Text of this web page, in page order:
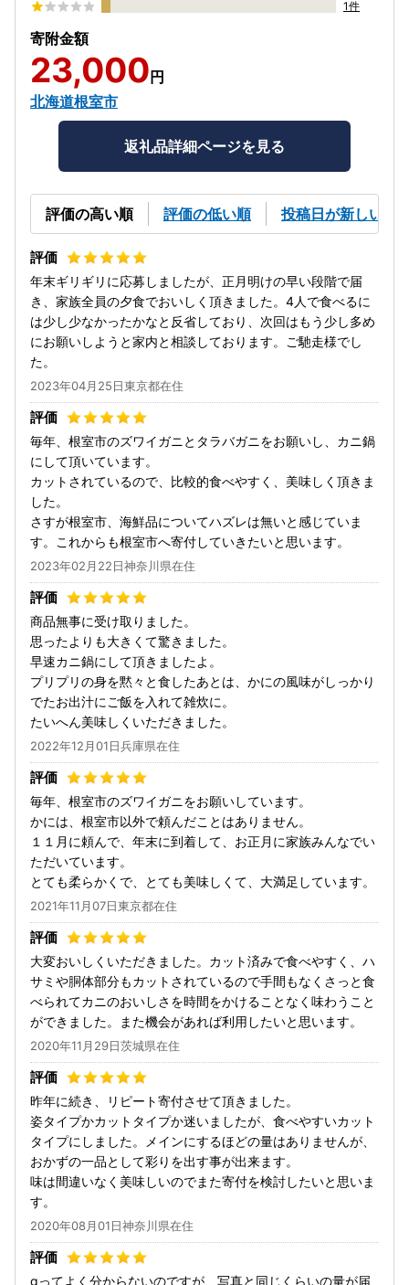
1件
寄附金額
23,000 円
北海道根室市
返礼品詳細ページを見る
評価の高い順 評価の低い順 投稿日が新しい順
年末ギリギリに応募しましたが、正月明けの早い段階で届
き、家族全員の夕食でおいしく頂きました。4人で食べるに
は少し少なかったかなと反省しており、次回はもう少し多め
にお願いしようと家内と相談しております。ご馳走様でし
た。
2023年04月25日東京都在住
毎年、根室市のズワイガニとタラバガニをお願いし、カニ鍋
にして頂いています。
カットされているので、比較的食べやすく、美味しく頂きま
した。
さすが根室市、海鮮品についてハズレは無いと感じていま
す。これからも根室市へ寄付していきたいと思います。
2023年02月22日神奈川県在住
商品無事に受け取りました。
思ったよりも大きくて驚きました。
早速カニ鍋にして頂きましたよ。
プリプリの身を黙々と食したあとは、かにの風味がしっかり
でたお出汁にご飯を入れて雑炊に。
たいへん美味しくいただきました。
2022年12月01日兵庫県在住
毎年、根室市のズワイガニをお願いしています。
かには、根室市以外で頼んだことはありません。
１１月に頼んで、年末に到着して、お正月に家族みんなでい
ただいています。
とても柔らかくで、とても美味しくて、大満足しています。
2021年11月07日東京都在住
大変おいしくいただきました。カット済みで食べやすく、ハ
サミや胴体部分もカットされているので手間もなくさっと食
べられてカニのおいしさを時間をかけることなく味わうこと
ができました。また機会があれば利用したいと思います。
2020年11月29日茨城県在住
昨年に続き、リピート寄付させて頂きました。
姿タイプかカットタイプか迷いましたが、食べやすいカット
タイプにしました。メインにするほどの量はありませんが、
おかずの一品として彩りを出す事が出来ます。
味は間違いなく美味しいのでまた寄付を検討したいと思いま
す。
2020年08月01日神奈川県在住
gってよく分からないのですが、写真と同じくらいの量が届